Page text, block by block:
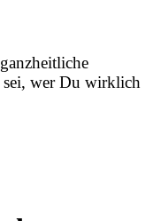
sei, wer Du wirklich